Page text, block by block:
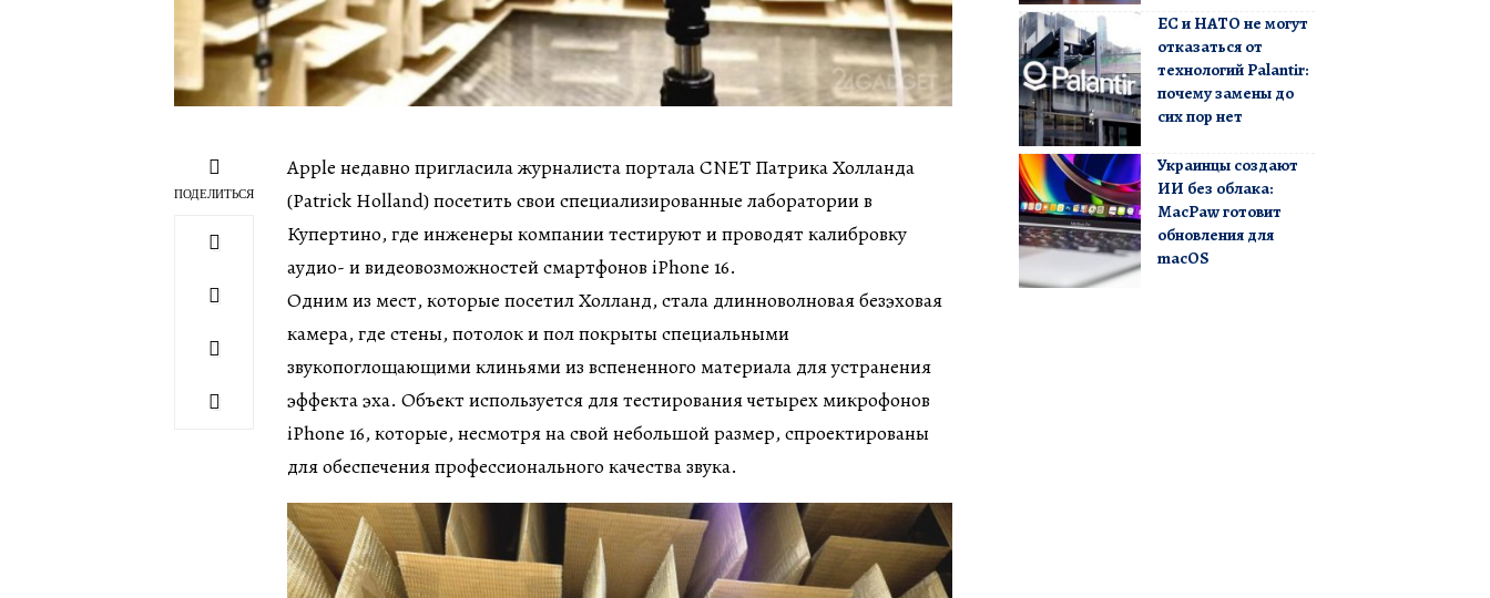
ПОДЕЛИТЬСЯ
Apple недавно пригласила журналиста портала CNET Патрика Холланда
(Patrick Holland) посетить свои специализированные лаборатории в
Купертино, где инженеры компании тестируют и проводят калибровку
аудио- и видеовозможностей смартфонов iPhone 16.
Одним из мест, которые посетил Холланд, стала длинноволновая безэховая
камера, где стены, потолок и пол покрыты специальными
звукопоглощающими клиньями из вспененного материала для устранения
эффекта эха. Объект используется для тестирования четырех микрофонов
iPhone 16, которые, несмотря на свой небольшой размер, спроектированы
для обеспечения профессионального качества звука.
ЕС и НАТО не могут
отказаться от
технологий Palantir:
почему замены до
сих пор нет
Украинцы создают
ИИ без облака:
MacPaw готовит
обновления для
macOS